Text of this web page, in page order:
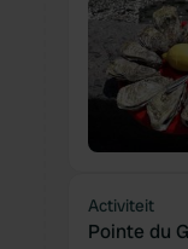
Activiteit
Pointe du